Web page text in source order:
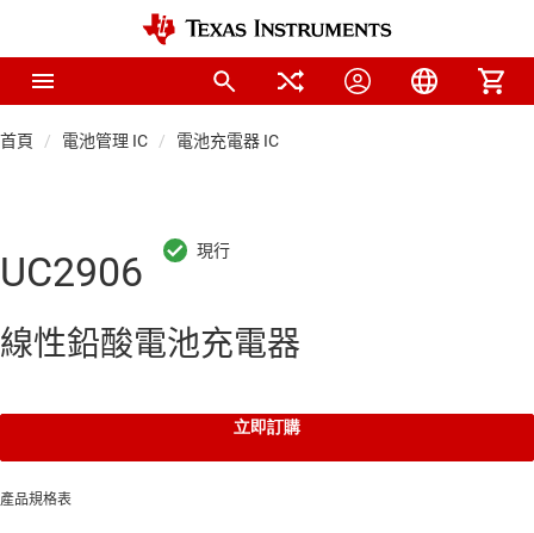
首頁 電池管理 IC 電池充電器 IC
UC2906
線性鉛酸電池充電器
立即訂購
產品規格表